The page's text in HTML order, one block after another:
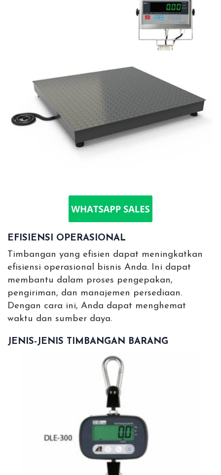
EFISIENSI OPERASIONAL
Timbangan yang efisien dapat meningkatkan
efisiensi operasional bisnis Anda. Ini dapat
membantu dalam proses pengepakan,
pengiriman, dan manajemen persediaan.
Dengan cara ini, Anda dapat menghemat
waktu dan sumber daya.
JENIS-JENIS TIMBANGAN BARANG